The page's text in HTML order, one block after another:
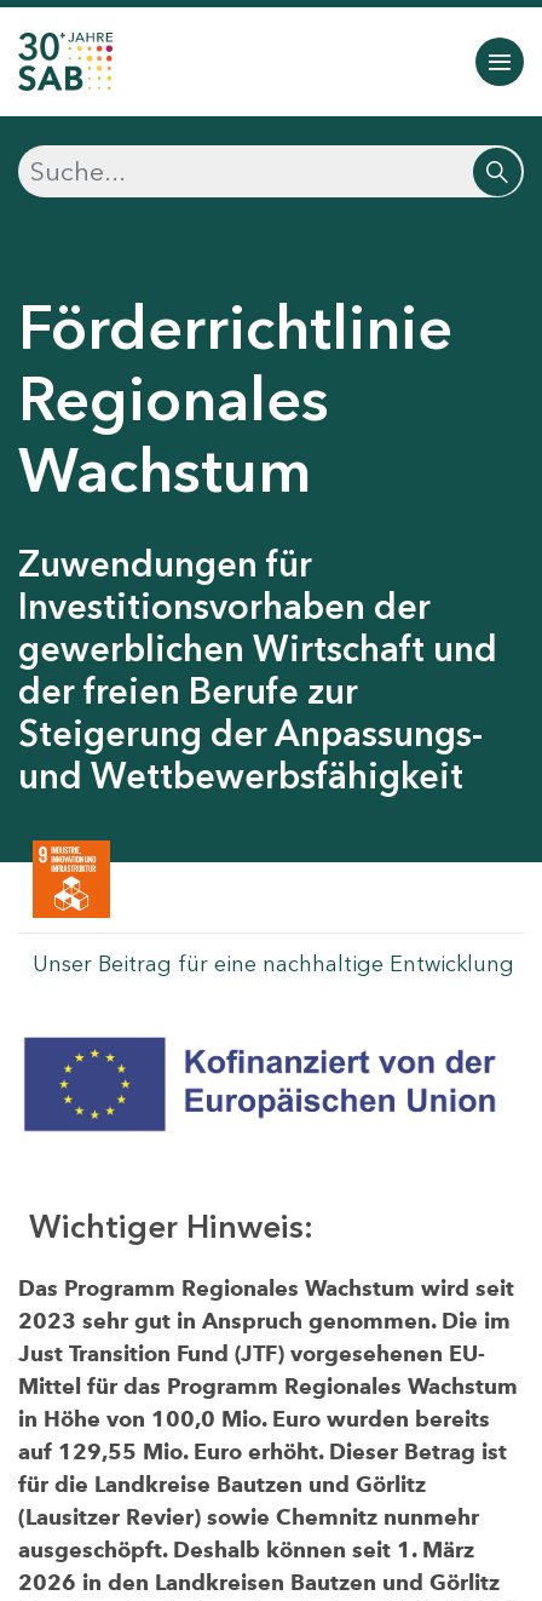
Förderrichtlinie
Regionales
Wachstum
Zuwendungen für
Investitionsvorhaben der
gewerblichen Wirtschaft und
der freien Berufe zur
Steigerung der Anpassungs-
und Wettbewerbsfähigkeit
Unser Beitrag für eine nachhaltige Entwicklung
Wichtiger Hinweis:
Das Programm Regionales Wachstum wird seit
2023 sehr gut in Anspruch genommen. Die im
Just Transition Fund (JTF) vorgesehenen EU-
Mittel für das Programm Regionales Wachstum
in Höhe von 100,0 Mio. Euro wurden bereits
auf 129,55 Mio. Euro erhöht. Dieser Betrag ist
für die Landkreise Bautzen und Görlitz
(Lausitzer Revier) sowie Chemnitz nunmehr
ausgeschöpft. Deshalb können seit 1. März
2026 in den Landkreisen Bautzen und Görlitz